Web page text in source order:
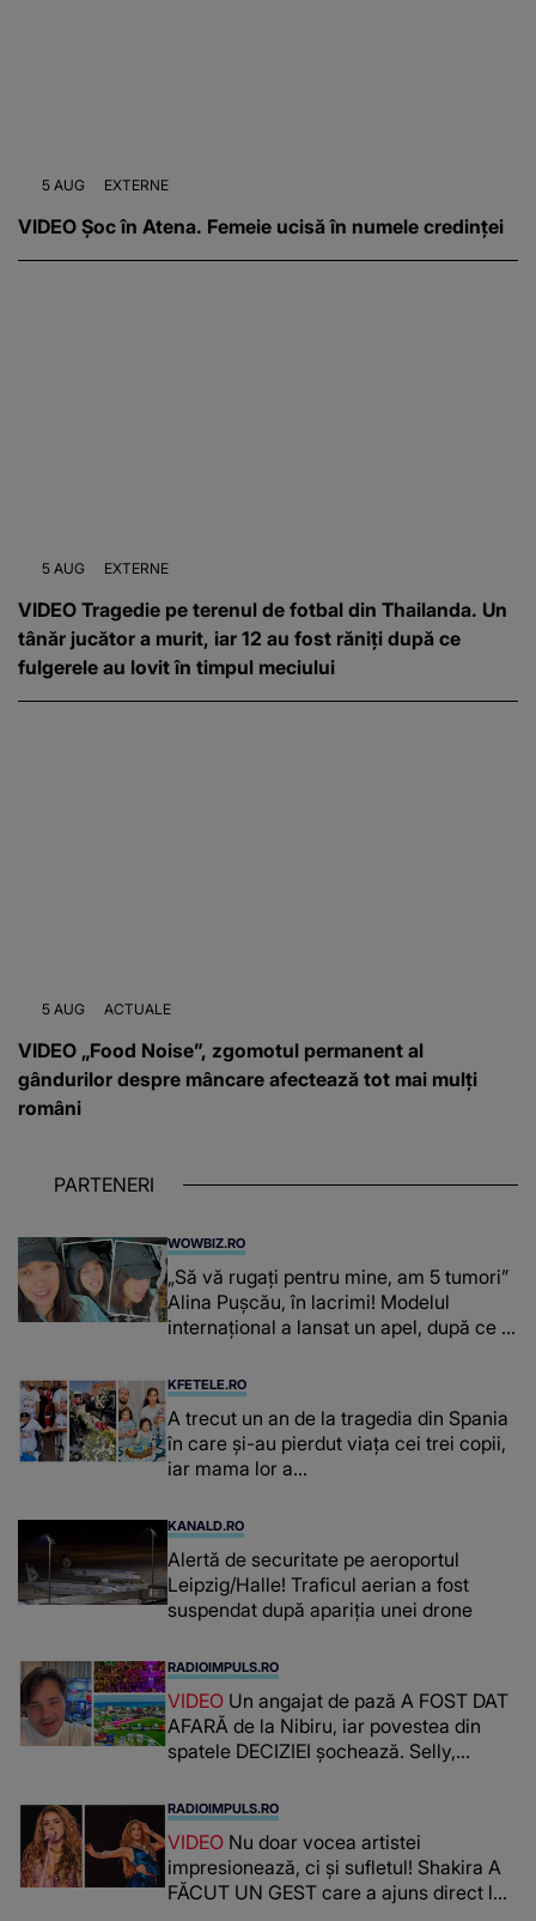
5 AUG EXTERNE
VIDEO Șoc în Atena. Femeie ucisă în numele credinței
5 AUG EXTERNE
VIDEO Tragedie pe terenul de fotbal din Thailanda. Un
tânăr jucător a murit, iar 12 au fost răniți după ce
fulgerele au lovit în timpul meciului
5 AUG ACTUALE
VIDEO „Food Noise”, zgomotul permanent al
gândurilor despre mâncare afectează tot mai mulți
români
PARTENERI
WOWBIZ.RO
„Să vă rugați pentru mine, am 5 tumori”
Alina Pușcău, în lacrimi! Modelul
internațional a lansat un apel, după ce a
KFETELE.RO
A trecut un an de la tragedia din Spania
în care și-au pierdut viața cei trei copii,
iar mama lor a…
KANALD.RO
Alertă de securitate pe aeroportul
Leipzig/Halle! Traficul aerian a fost
suspendat după apariția unei drone
RADIOIMPULS.RO
VIDEO Un angajat de pază A FOST DAT
AFARĂ de la Nibiru, iar povestea din
spatele DECIZIEI șochează. Selly,
CREDEA CĂ VA VEDEA AȘA CEVA: "Fix
în fața unui..."
RADIOIMPULS.RO
VIDEO Nu doar vocea artistei
impresionează, ci și sufletul! Shakira A
FĂCUT UN GEST care a ajuns direct la